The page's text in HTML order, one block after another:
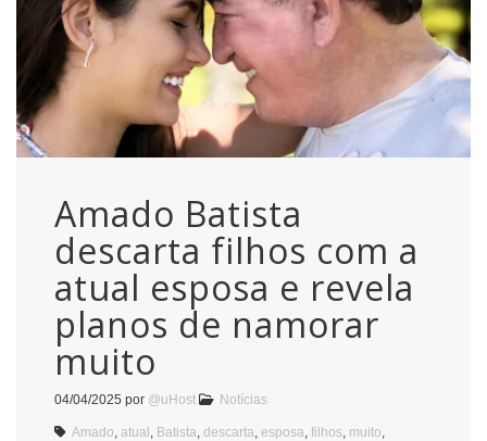
Amado Batista
descarta filhos com a
atual esposa e revela
planos de namorar
muito
04/04/2025 por @uHost Notícias
Amado atual Batista descarta esposa filhos muito